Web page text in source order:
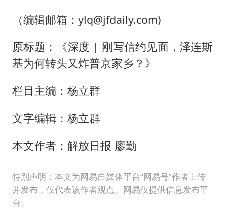
（编辑邮箱：ylq@jfdaily.com)
原标题：《深度 | 刚写信约见面，泽连斯
基为何转头又炸普京家乡？》
栏目主编：杨立群
文字编辑：杨立群
本文作者：解放日报 廖勤
特别声明：本文为网易自媒体平台“网易号”作者上传
并发布，仅代表该作者观点。网易仅提供信息发布平
台。